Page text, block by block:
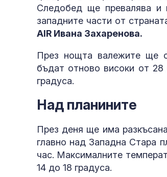
Следобед ще превалява и
западните части от
AIR Ивана Захаренова.
През нощта валежите ще
бъдат отново високи от
градуса.
Над планините
През деня ще има
главно над Западна Стара
час. Максималните
14 до 18 градуса.